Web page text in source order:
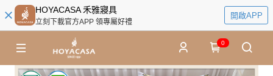
HOYACASA 禾雅寢具
立刻下載官方APP 領專屬好禮
開啟APP
0